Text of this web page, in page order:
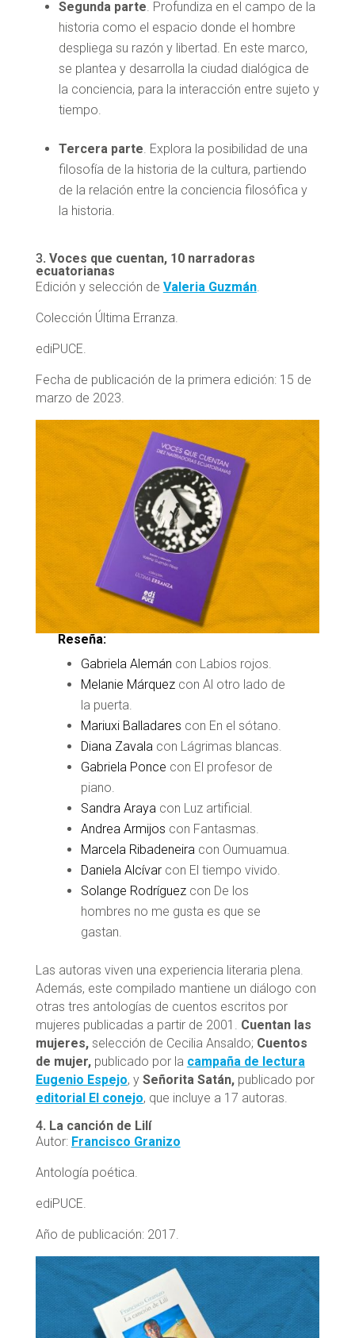
Segunda parte . Profundiza en el campo de la
historia como el espacio donde el hombre
despliega su razón y libertad. En este marco,
se plantea y desarrolla la ciudad dialógica de
la conciencia, para la interacción entre sujeto y
tiempo.
Tercera parte . Explora la posibilidad de una
filosofía de la historia de la cultura, partiendo
de la relación entre la conciencia filosófica y
la historia.
3. Voces que cuentan, 10 narradoras
ecuatorianas
Edición y selección de Valeria Guzmán.
Colección Última Erranza.
ediPUCE.
Fecha de publicación de la primera edición: 15 de
marzo de 2023.
Reseña:
Gabriela Alemán con Labios rojos.
Melanie Márquez con Al otro lado de
la puerta.
Mariuxi Balladares con En el sótano.
Diana Zavala con Lágrimas blancas.
Gabriela Ponce con El profesor de
piano.
Sandra Araya con Luz artificial.
Andrea Armijos con Fantasmas.
Marcela Ribadeneira con Oumuamua.
Daniela Alcívar con El tiempo vivido.
Solange Rodríguez con De los
hombres no me gusta es que se
gastan.
Las autoras viven una experiencia literaria plena.
Además, este compilado mantiene un diálogo con
otras tres antologías de cuentos escritos por
mujeres publicadas a partir de 2001. Cuentan las
mujeres,selección de Cecilia Ansaldo; Cuentos
de mujer,publicado por la campaña de lectura
Eugenio Espejo, ySeñorita Satán,publicado por
editorial El conejo, que incluye a 17 autoras.
4. La canción de Lilí
Autor: Francisco Granizo
Antología poética.
ediPUCE.
Año de publicación: 2017.